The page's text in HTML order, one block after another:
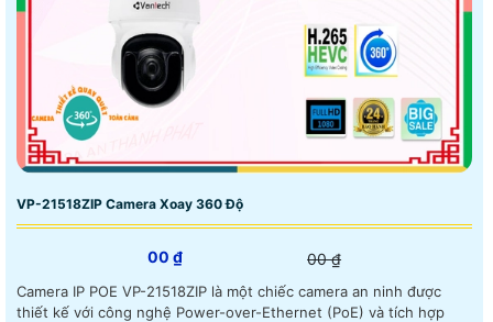
VP-21518ZIP Camera Xoay 360 Độ
00 ₫ 00 ₫
Camera IP POE VP-21518ZIP là một chiếc camera an ninh được
thiết kế với công nghệ Power-over-Ethernet (PoE) và tích hợp